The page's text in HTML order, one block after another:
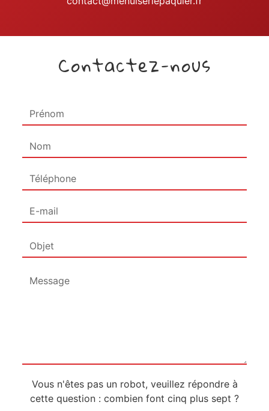
Contactez-nous
Vous n'êtes pas un robot, veuillez répondre à
cette question : combien font cinq plus sept ?